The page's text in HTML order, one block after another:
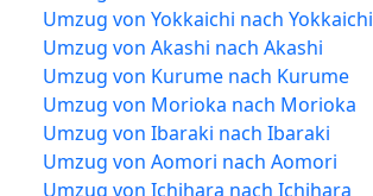
Umzug von Yokkaichi nach Yokkaichi
Umzug von Akashi nach Akashi
Umzug von Kurume nach Kurume
Umzug von Morioka nach Morioka
Umzug von Ibaraki nach Ibaraki
Umzug von Aomori nach Aomori
Umzug von Ichihara nach Ichihara